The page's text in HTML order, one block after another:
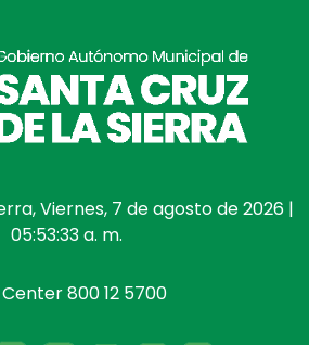
Viernes, 7 de agosto de 2026 |
05:53:33 a. m.
800 12 5700